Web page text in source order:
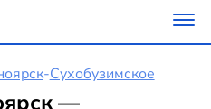
-Сухобузимское
—